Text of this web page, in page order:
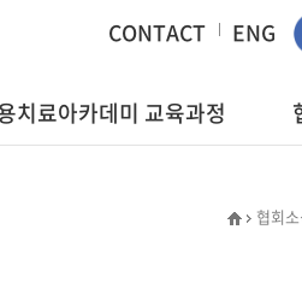
CONTACT ENG
치료아카데미 교육과정
협회